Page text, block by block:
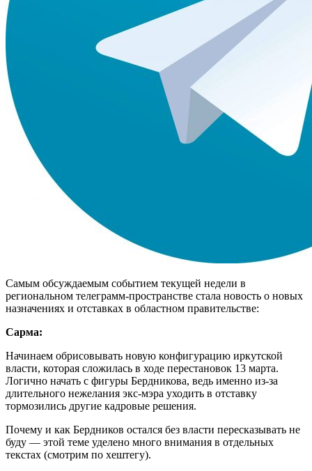
Самым обсуждаемым событием текущей недели в
региональном телеграмм-пространстве стала новость о новых
назначениях и отставках в областном правительстве:
Сарма:
Начинаем обрисовывать новую конфигурацию иркутской
власти, которая сложилась в ходе перестановок 13 марта.
Логично начать с фигуры Бердникова, ведь именно из-за
длительного нежелания экс-мэра уходить в отставку
тормозились другие кадровые решения.
Почему и как Бердников остался без власти пересказывать не
буду — этой теме уделено много внимания в отдельных
текстах (смотрим по хештегу).